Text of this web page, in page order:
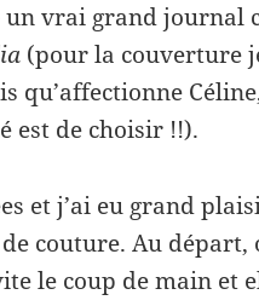
vrai grand journal
(pour la couverture
qu’affectionne
est de choisir !!).
et j’ai eu grand
couture. Au départ,
le coup de main et